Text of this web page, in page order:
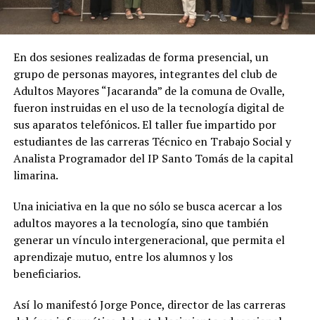
En dos sesiones realizadas de forma presencial, un
grupo de personas mayores, integrantes del club de
Adultos Mayores “Jacaranda” de la comuna de Ovalle,
fueron instruidas en el uso de la tecnología digital de
sus aparatos telefónicos. El taller fue impartido por
estudiantes de las carreras Técnico en Trabajo Social y
Analista Programador del IP Santo Tomás de la capital
limarina.
Una iniciativa en la que no sólo se busca acercar a los
adultos mayores a la tecnología, sino que también
generar un vínculo intergeneracional, que permita el
aprendizaje mutuo, entre los alumnos y los
beneficiarios.
Así lo manifestó Jorge Ponce, director de las carreras